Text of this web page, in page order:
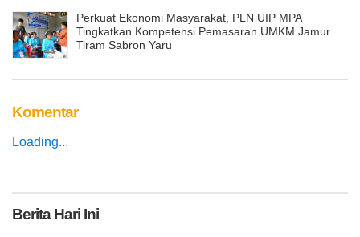
Perkuat Ekonomi Masyarakat, PLN UIP MPA
Tingkatkan Kompetensi Pemasaran UMKM Jamur
Tiram Sabron Yaru
Komentar
Loading...
BeritaHari Ini